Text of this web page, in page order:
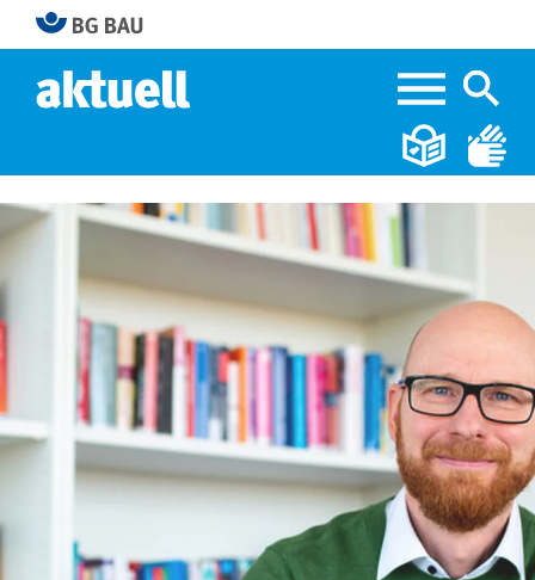
Konrad-Zuse-Medaille für Markus König